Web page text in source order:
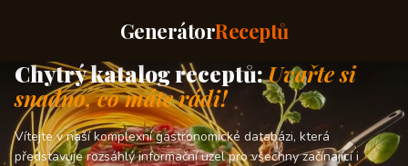
GenerátorReceptů
Chytrý katalog receptů:Uvařte si
snadno, co máte rádi!
Vítejte v naší komplexní gastronomické databázi, která
představuje rozsáhlý informační uzel pro všechny začínající i